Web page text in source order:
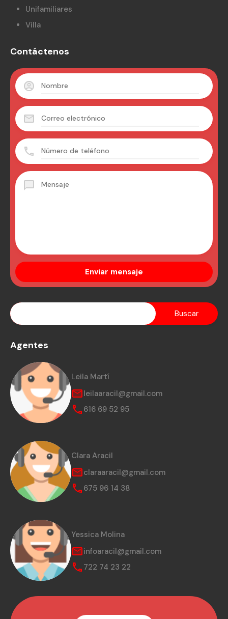
Unifamiliares
Villa
Contáctenos
Agentes
Leila Martí
leilaaracil@gmail.com
616 69 52 95
Clara Aracil
claraaracil@gmail.com
675 96 14 38
Yessica Molina
infoaracil@gmail.com
722 74 23 22